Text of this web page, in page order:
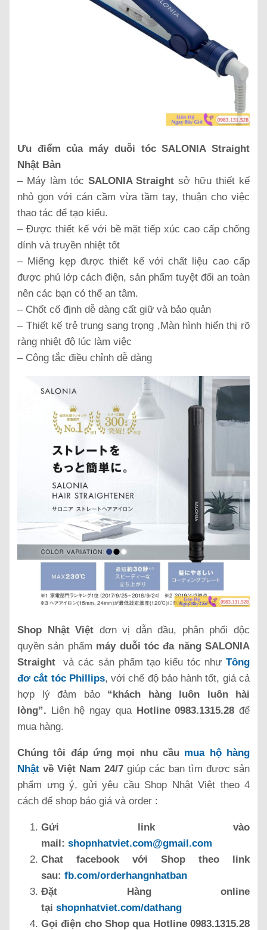
Ưu điểm của máy duỗi tóc SALONIA Straight
Nhật Bản
– Máy làm tóc SALONIA Straight sở hữu thiết kế
nhỏ gọn với cán cầm vừa tầm tay, thuận cho việc
thao tác để tạo kiểu.
– Được thiết kế với bề mặt tiếp xúc cao cấp chống
dính và truyền nhiệt tốt
– Miếng kẹp được thiết kế với chất liệu cao cấp
được phủ lớp cách điện, sản phẩm tuyệt đối an toàn
nên các bạn có thể an tâm.
– Chốt cố định dễ dàng cất giữ và bảo quản
– Thiết kế trẻ trung sang trọng ,Màn hình hiển thị rõ
ràng nhiệt độ lúc làm việc
– Công tắc điều chỉnh dễ dàng
Shop Nhật Việt đơn vị dẫn đầu, phân phối độc
quyền sản phẩm máy duỗi tóc đa năng SALONIA
Straight
và các sản phẩm tạo kiểu tóc nhưTông
đơ cắt tóc Phillips, với chế độ bảo hành tốt, giá cả
hợp lý đảm bảo “khách hàng luôn luôn hài
lòng”. Liên hệ ngay qua Hotline 0983.1315.28 để
mua hàng.
Chúng tôi đáp ứng mọi nhu cầu mua hộ hàng
Nhật về Việt Nam 24/7 giúp các bạn tìm được sản
phẩm ưng ý, gửi yêu cầu Shop Nhật Việt theo 4
cách để shop báo giá và order :
Gửi link vào
mail: shopnhatviet.com@gmail.com
Chat facebook với Shop theo link
sau: fb.com/orderhangnhatban
Đặt Hàng online
tại shopnhatviet.com/dathang
Gọi điện cho Shop qua Hotline 0983.1315.28